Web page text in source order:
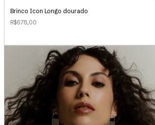
Brinco Icon Longo dourado
R$678,00